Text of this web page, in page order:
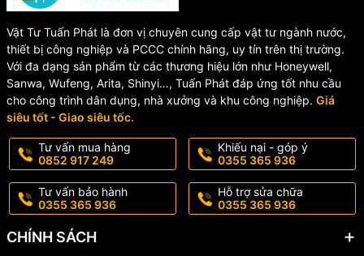
Inox
Kiểu vận
hành
Tay quay
⚙️ Cấu Tạo Van Bướm Mặt
Bích Tay Quay Shinyi
Lá van:Inox cao cấp, chịu mài mòn tốt.
🔹Trục van:Thép không gỉ chắc chắn.
Vật Tư Tuấn Phát là đơn vị chuyên cung cấp vật tư ngành nước,
thiết bị công nghiệp và PCCC chính hãng, uy tín trên thị trường.
Với đa dạng sản phẩm từ các thương hiệu lớn như Honeywell,
Sanwa, Wufeng, Arita, Shinyi…, Tuấn Phát đáp ứng tốt nhu cầu
cho công trình dân dụng, nhà xưởng và khu công nghiệp. Giá
siêu tốt - Giao siêu tốc.
Tư vấn mua hàng
0852 917 249
Khiếu nại - góp ý
0355 365 936
Tư vấn bảo hành
0355 365 936
Hỗ trợ sửa chữa
0355 365 936
CHÍNH SÁCH